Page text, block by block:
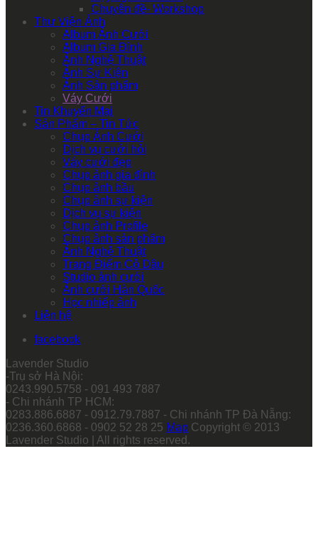
Chuyên đề- Workshop
Thư Viện Ảnh
Album Ảnh Cưới
Album Gia Đình
Ảnh Nghệ Thuật
Ảnh Sự Kiện
Ảnh Sản phẩm
Váy Cưới
Tin Khuyến Mại
Sản Phẩm – Tin Tức
Chụp Ảnh Cưới
Dịch vụ cưới hỏi
Váy cưới đẹp
Chụp ảnh gia đình
Chụp ảnh bầu
Chụp ảnh sự kiện
Dịch vụ sự kiện
Chụp ảnh Profile
Chụp ảnh sản phẩm
Ảnh Nghệ Thuật
Trang Điểm Cô Dâu
Studio ảnh cưới
Ảnh cưới Hàn Quốc
Học nhiếp ảnh
Liên hệ
facebook
Lavender Studio
-Trụ sở Hà Nội:
0243.990.5758 - 091 493 7887
- Chi nhánh TP HCM:
0283.886.6887 - 0912.79.7887 - Chi nhánh TP Đà Nẵng:
0236.360.6868 - 0902 52 28 25 Map Copyright © 2013
Lavender Studio | All rights reserved.